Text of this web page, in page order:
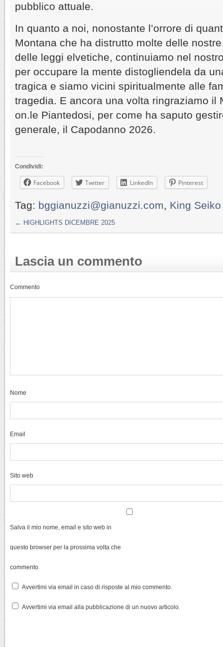
pubblico attuale.
In quanto a noi, nonostante l’orrore di
Montana che ha distrutto molte delle
delle leggi elvetiche, continuiamo nel
per occupare la mente distogliendela da
tragica e siamo vicini spiritualmente alle
tragedia. E ancora una volta ringraziamo il
on.le Piantedosi, per come ha saputo
generale, il Capodanno 2026.
Condividi:
Facebook Twitter LinkedIn Pinterest
Tag: bggianuzzi@gianuzzi.com, King
← HIGHLIGHTS DICEMBRE 2025
Lascia un commento
Commento
Nome
Email
Sito web
Salva il mio nome, email e sito web in
questo browser per la prossima volta che
commento.
Avvertimi via email in caso di risposte al mio commento.
Avvertimi via email alla pubblicazione di un nuovo articolo.